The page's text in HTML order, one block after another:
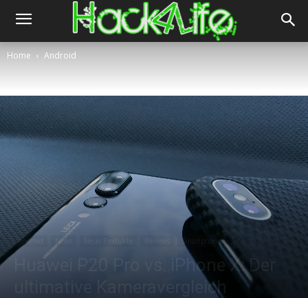
Home Android
Android News Smartphone
Huawei P20 Pro vs. iPhone X: Der
ultimative Kameravergleich